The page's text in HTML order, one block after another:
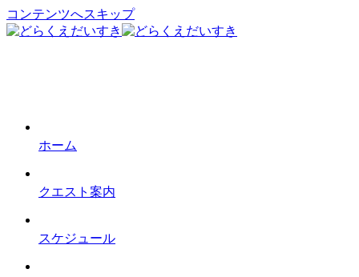
コンテンツへスキップ
ホーム
クエスト案内
スケジュール